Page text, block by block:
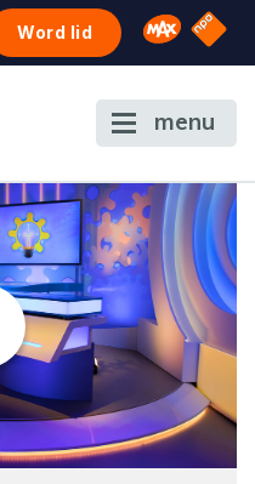
Word lid Omroep
NPO
menu